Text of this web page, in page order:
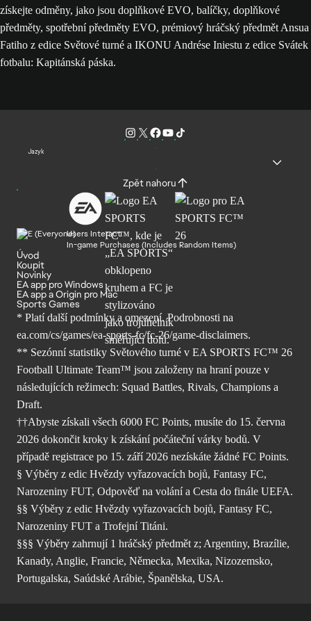
získejte odměny, jako jsou doplňkové EVO, balíčky, doplňkové
předměty, spotřební předměty EVO, prémiový hráčský předmět Ansua
Fatiho z edice Světové turné a IKONU Andrése Iniestu z edice Svátek
fotbalu: Kapitánská páska.
Jazyk
Zpět nahoru
Users Interact
In-game Purchases (Includes Random Items)
Úvod
Koupit
Novinky
EA app pro Windows
EA app a Origin pro Mac
Sports Games
* Platí další podmínky a omezení. Podrobnosti na
ea.com/cs/games/ea-sports-fc/fc-26/game-disclaimers.
** Sezónní statistiky Světového turné v EA SPORTS FC™ 26
Football Ultimate Team™ jsou založeny na hraní pouze v
následujících režimech: Squad Battles, Rivals, Champions a
Draft.
††Abyste získali všech 6000 FC Points, musíte do 15. června
2026 dokončit kroky k získání počáteční várky bodů. V
případě registrace po 15. září 2026 nezískáte žádné FC Points.
§ Výběry z edic Hvězdy vyřazovacích bojů, Fantasy FC,
Narozeniny FUT, Odpověď na volání a Cesta do finále UEFA.
§§ Výběry z edic Hvězdy vyřazovacích bojů, Fantasy FC,
Narozeniny FUT a Trofejní Titáni.
§§§ Výběry zahrnují 1 hráčský předmět z; Argentiny, Brazílie,
Kanady, Anglie, Francie, Německa, Mexika, Nizozemsko,
Portugalska, Saúdské Arábie, Španělska, USA.